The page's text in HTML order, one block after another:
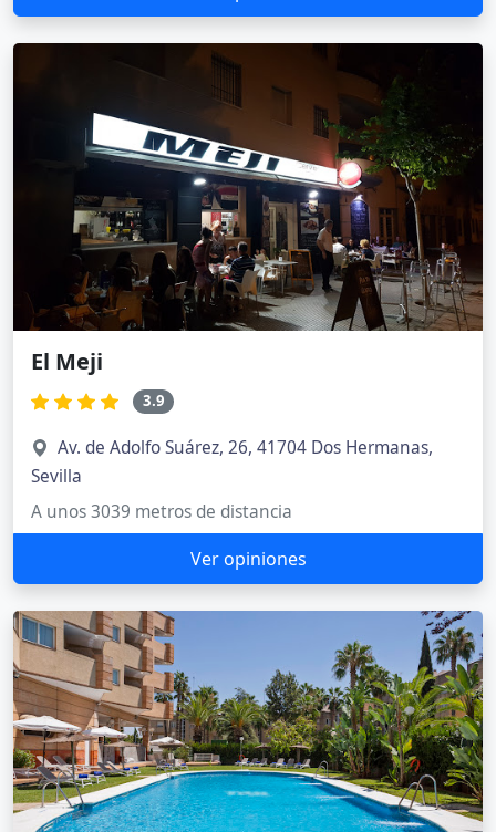
El Meji
3.9
Av. de Adolfo Suárez, 26, 41704 Dos Hermanas,
Sevilla
A unos 3039 metros de distancia
Ver opiniones